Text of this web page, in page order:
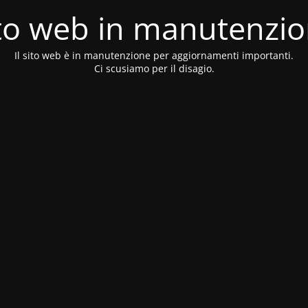
web in
Il sito web è in manutenzione per aggiornamenti importanti.
Ci scusiamo per il disagio.